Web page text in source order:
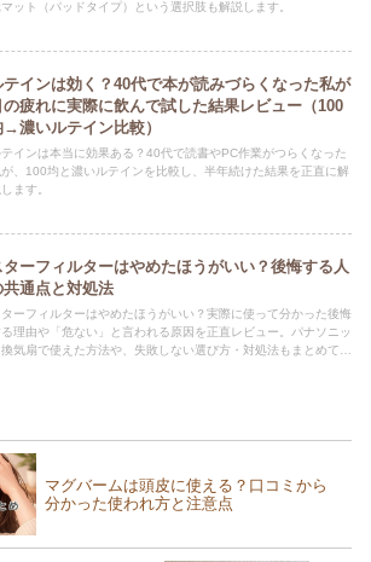
マット（パッドタイプ）という選択肢も解説します。
テインは効く？40代で本が読みづらくなった私が
の疲れに実際に飲んで試した結果レビュー（100
→濃いルテイン比較）
テインは本当に効果ある？40代で読書やPC作業がつらくなった
、100均と濃いルテインを比較し、半年続けた結果を正直に解
ます。
ターフィルターはやめたほうがいい？後悔する人
共通点と対処法
ターフィルターはやめたほうがいい？実際に使って分かった後悔
理由や「危ない」と言われる原因を正直レビュー。パナソニッ
換気扇で使えた方法や、失敗しない選び方・対処法もまとめてい
マグバームは頭皮に使える？口コミから
分かった使われ方と注意点